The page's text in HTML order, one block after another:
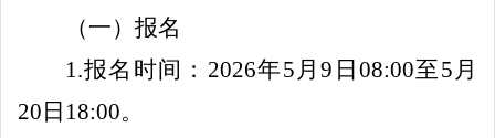
（一）报名
1.报名 时间： 2026年5 月9 日 08:00至5 月
20 日 18:00。